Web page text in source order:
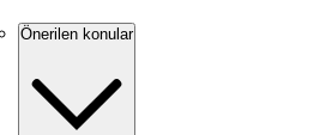
Önerilen konular